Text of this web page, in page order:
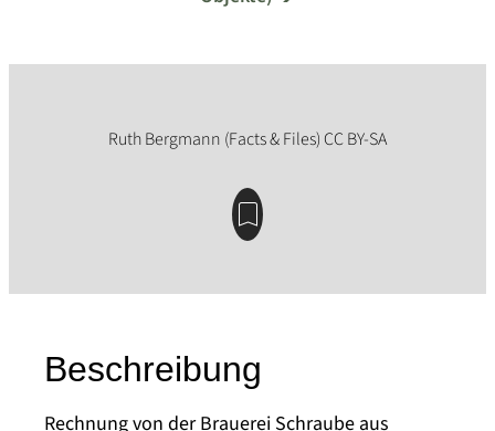
Beschreibung
Rechnung von der Brauerei Schraube aus